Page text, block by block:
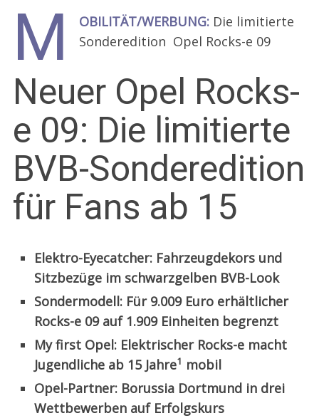
M OBILITÄT/WERBUNG: Die limitierte
Sonderedition Opel Rocks-e 09
Neuer Opel Rocks-
e 09: Die limitierte
BVB-Sonderedition
für Fans ab 15
Elektro-Eyecatcher: Fahrzeugdekors und
Sitzbezüge im schwarzgelben BVB-Look
Sondermodell: Für 9.009 Euro erhältlicher
Rocks-e 09 auf 1.909 Einheiten begrenzt
My first Opel: Elektrischer Rocks-e macht
Jugendliche ab 15 Jahre1 mobil
Opel-Partner: Borussia Dortmund in drei
Wettbewerben auf Erfolgskurs